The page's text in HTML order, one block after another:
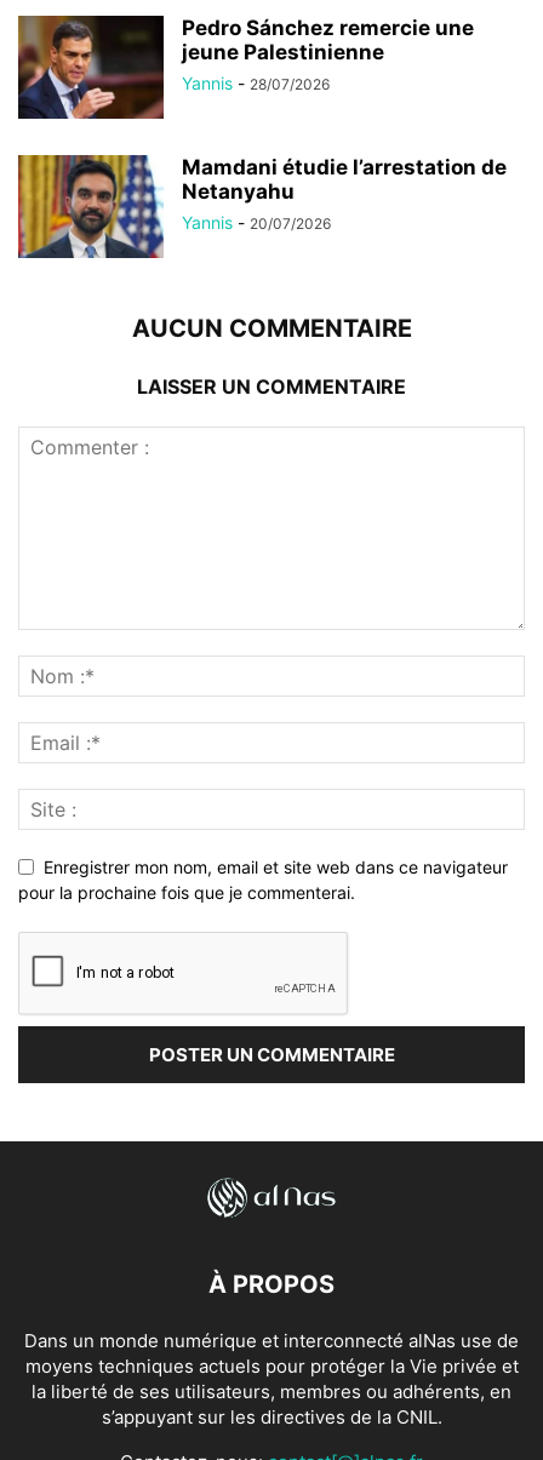
Pedro Sánchez remercie une
jeune Palestinienne
Yannis - 28/07/2026
Mamdani étudie l’arrestation de
Netanyahu
Yannis - 20/07/2026
AUCUN COMMENTAIRE
LAISSER UN COMMENTAIRE
Enregistrer mon nom, email et site web dans ce navigateur
pour la prochaine fois que je commenterai.
À PROPOS
Dans un monde numérique et interconnecté alNas use de
moyens techniques actuels pour protéger la Vie privée et
la liberté de ses utilisateurs, membres ou adhérents, en
s’appuyant sur les directives de la CNIL.